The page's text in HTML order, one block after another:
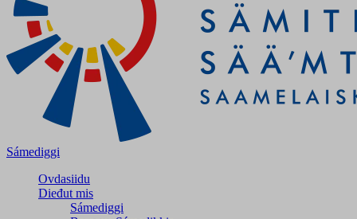
Sámediggi
Ovdasiidu
Dieđut mis
Sámediggi